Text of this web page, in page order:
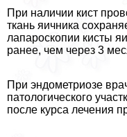
При наличии кист
ткань яичника
лапароскопии кисты
ранее, чем через 3
При эндометриозе
патологического
после курса лечения